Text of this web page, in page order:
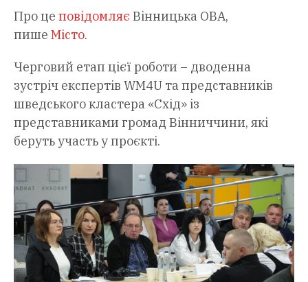
Про це повідомляє Вінницька ОВА,
пише Місто.
Черговий етап цієї роботи – дводенна
зустріч експертів WM4U та представників
шведського кластера «Схід» із
представниками громад Вінниччини, які
беруть участь у проєкті.